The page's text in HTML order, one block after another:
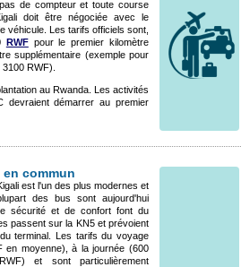
de compteur et toute course
doit être négociée avec le
véhicule. Les tarifs officiels sont,
RWFpour le premier kilomètre
supplémentaire (exemple pour
RWF).
au Rwanda. Les activités
devraient démarrer au premier
commun
est l'un des plus modernes et
des bus sont aujourd'hui
sécurité et de confort font du
passent sur la KN5 et prévoient
terminal. Les tarifs du voyage
en moyenne), à la journée (600
et sont particulièrement